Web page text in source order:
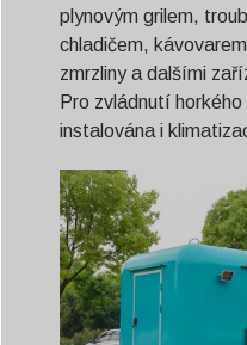
plynovým grilem,
chladičem,
zmrzliny a dalšími
Pro zvládnutí
instalována i